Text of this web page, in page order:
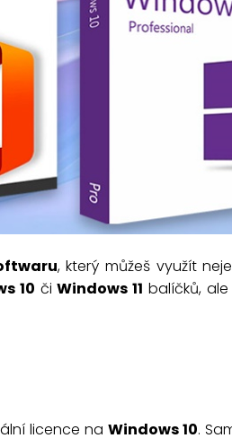
, který můžeš využít
10 čiWindows 11 balíčků,
licence na Windows 10.